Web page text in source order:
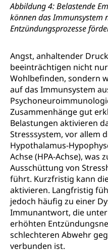
Abbildung 4: Belastende
können das Immunsystem
Entzündungsprozesse
Angst, anhaltender
beeinträchtigen nicht
Wohlbefinden, sondern
auf das Immunsystem
Zusammenhänge gut
Belastungen aktivieren
Stresssystem, vor allem
Hypothalamus-
Achse (HPA-Achse), was
Ausschüttung von
führt. Kurzfristig kann
aktivieren. Langfristig
jedoch häufig zu einer
Immunantwort, die
erhöhten
schlechteren Abwehr
verbunden ist.